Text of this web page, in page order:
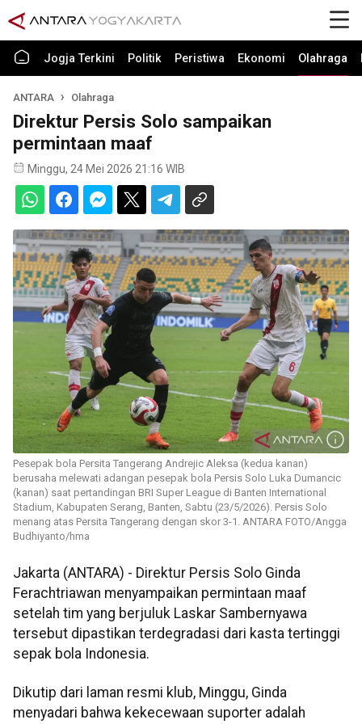
Jogja Terkini Politik Peristiwa Ekonomi Olahraga
ANTARA Olahraga
Direktur Persis Solo sampaikan
permintaan maaf
Minggu, 24 Mei 2026 21:16 WIB
Pesepak bola Persita Tangerang Andrejic Aleksa (kedua kanan)
berusaha melewati adangan pesepak bola Persis Solo Luka Dumancic
(kanan) saat pertandingan BRI Super League di Banten International
Stadium, Kabupaten Serang, Banten, Sabtu (23/5/2026). Persis Solo
menang atas Persita Tangerang dengan skor 3-1. ANTARA FOTO/Angga
Budhiyanto/hma
Jakarta (ANTARA) - Direktur Persis Solo Ginda
Ferachtriawan menyampaikan permintaan maaf
setelah tim yang berjuluk Laskar Sambernyawa
tersebut dipastikan terdegradasi dari kasta tertinggi
sepak bola Indonesia.
Dikutip dari laman resmi klub, Minggu, Ginda
menyadari bahwa kekecewaan suporter adalah